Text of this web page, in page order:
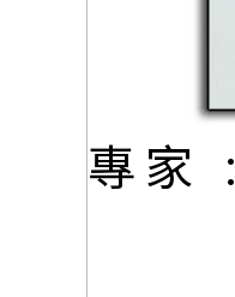
專家 :